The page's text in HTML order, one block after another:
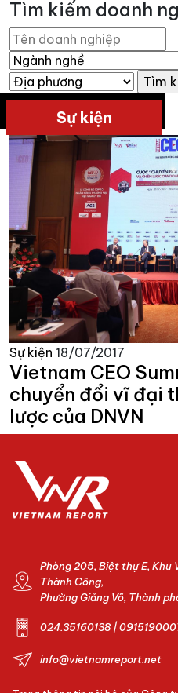
Tìm kiếm doanh
Sự kiện
Sự kiện 18/07/2017
Vietnam CEO
chuyển đổi vĩ đại
lược của DNVN
Phòng 205, Biệt thự E, Khu
Thành Công,
Phường Giảng Võ, Thành
024.35160138 |
info@vietnamreport.net